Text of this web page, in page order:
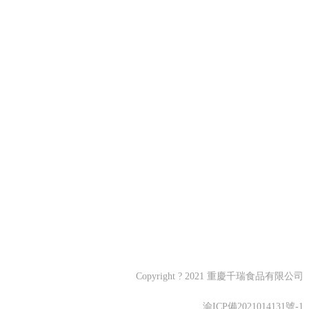
Copyright ? 2021 重慶千瑞食品有限公司
渝ICP備2021014131號-1